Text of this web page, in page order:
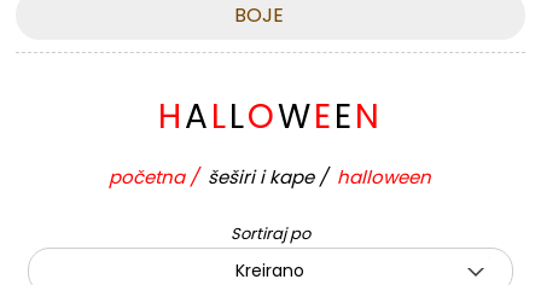
BOJE
HALLOWEEN
početna / šeširi i kape / halloween
Sortiraj po
Kreirano